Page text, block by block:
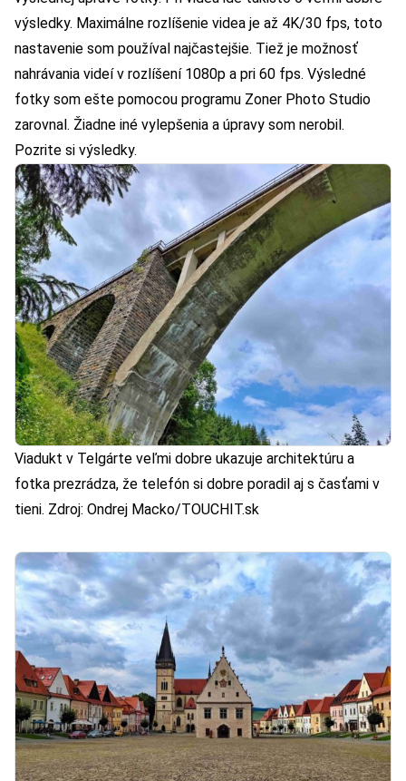
výsledky. Maximálne rozlíšenie videa je až 4K/30 fps, toto
nastavenie som používal najčastejšie. Tiež je možnosť
nahrávania videí v rozlíšení 1080p a pri 60 fps. Výsledné
fotky som ešte pomocou programu Zoner Photo Studio
zarovnal. Žiadne iné vylepšenia a úpravy som nerobil.
Pozrite si výsledky.
Viadukt v Telgárte veľmi dobre ukazuje architektúru a
fotka prezrádza, že telefón si dobre poradil aj s časťami v
tieni. Zdroj: Ondrej Macko/TOUCHIT.sk